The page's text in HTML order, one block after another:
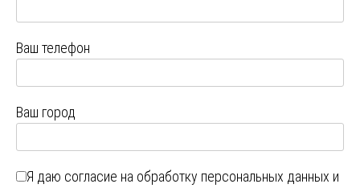
Ваш телефон
Ваш город
Я даю согласие на обработку персональных данных и